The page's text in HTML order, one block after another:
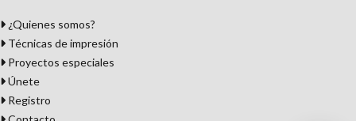
¿Quienes somos?
Técnicas de impresión
Proyectos especiales
Únete
Registro